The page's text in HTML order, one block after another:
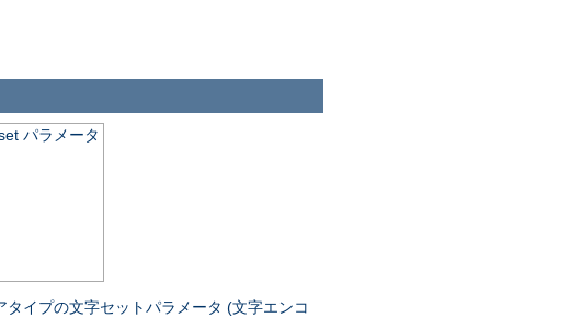
パラメータ
イプの文字セットパラメータ (文字エンコ